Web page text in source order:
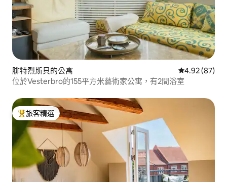
腓特烈斯貝的公寓 從 87 則評價
4.92 (87)
位於Vesterbro的155平方米藝術家公寓，有2間浴室
旅客精選榜首
旅客精選